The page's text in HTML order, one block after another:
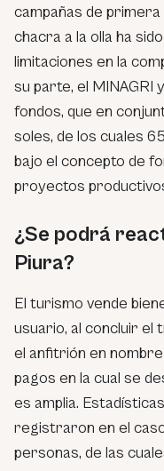
campañas de
chacra a la olla ha
limitaciones en la
su parte, el MINAGRI
fondos, que en
soles, de los cuales
bajo el concepto de
proyectos
¿Se podrá
Piura?
El turismo vende
usuario, al concluir el
el anfitrión en
pagos en la cual se
es amplia.
registraron en el
personas, de las